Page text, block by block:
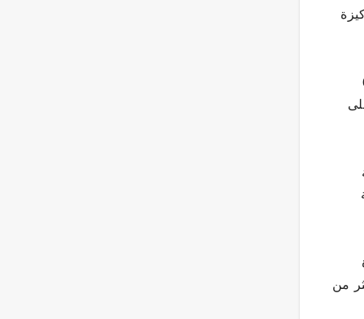
الفائق بأكثر من 12 ألف ركيزة
650
أكثر من